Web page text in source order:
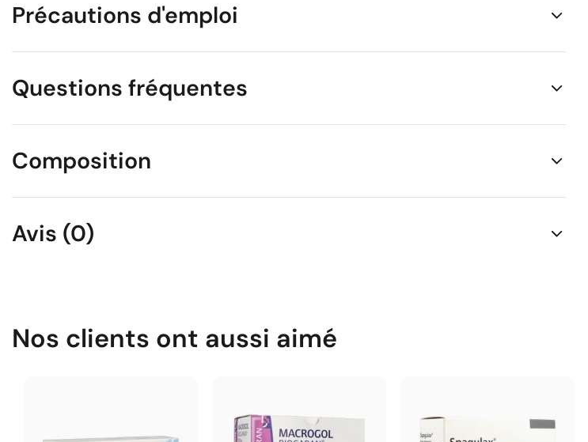
Précautions d'emploi
Questions fréquentes
Composition
Avis (0)
Nos clients ont aussi aimé